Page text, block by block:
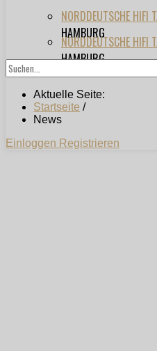
NORDDEUTSCHE HIFI
HAMBURG
NORDDEUTSCHE HIFI
HAMBURG
Aktuelle Seite:
Startseite /
News
Einloggen Registrieren